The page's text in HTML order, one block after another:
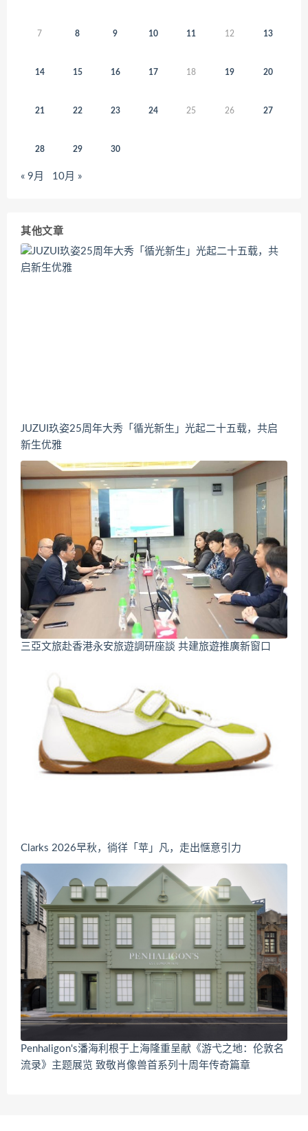
7 8 9 10 11 12 13
14 15 16 17 18 19 20
21 22 23 24 25 26 27
28 29 30
« 9月 10月 »
其他文章
JUZUI玖姿25周年大秀「循光新生」光起二十五载，共启
新生优雅
三亞文旅赴香港永安旅遊調研座談 共建旅遊推廣新窗口
Clarks 2026早秋，徜徉「苹」凡，走出惬意引力
Penhaligon's潘海利根于上海隆重呈献《游弋之地：伦敦名
流录》主题展览 致敬肖像兽首系列十周年传奇篇章